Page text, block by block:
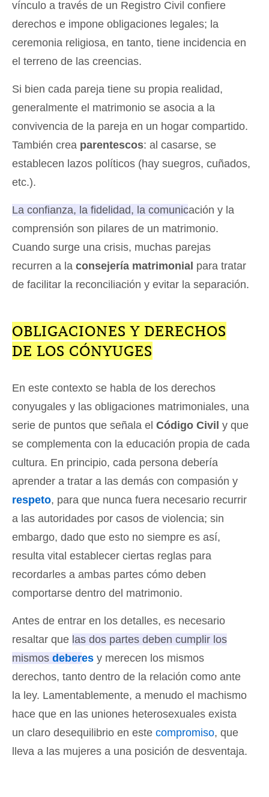
vínculo a través de un Registro Civil confiere
derechos e impone obligaciones legales; la
ceremonia religiosa, en tanto, tiene incidencia en
el terreno de las creencias.
Si bien cada pareja tiene su propia realidad,
generalmente el matrimonio se asocia a la
convivencia de la pareja en un hogar compartido.
También crea parentescos: al casarse, se
establecen lazos políticos (hay suegros, cuñados,
etc.).
La confianza, la fidelidad, la comunicación y la
comprensión son pilares de un matrimonio.
Cuando surge una crisis, muchas parejas
recurren a la consejería matrimonial para tratar
de facilitar la reconciliación y evitar la separación.
OBLIGACIONES Y DERECHOS
DE LOS CÓNYUGES
En este contexto se habla de los derechos
conyugales y las obligaciones matrimoniales, una
serie de puntos que señala el Código Civil y que
se complementa con la educación propia de cada
cultura. En principio, cada persona debería
aprender a tratar a las demás con compasión y
respeto, para que nunca fuera necesario recurrir
a las autoridades por casos de violencia; sin
embargo, dado que esto no siempre es así,
resulta vital establecer ciertas reglas para
recordarles a ambas partes cómo deben
comportarse dentro del matrimonio.
Antes de entrar en los detalles, es necesario
resaltar que las dos partes deben cumplir los
mismos deberes y merecen los mismos
derechos, tanto dentro de la relación como ante
la ley. Lamentablemente, a menudo el machismo
hace que en las uniones heterosexuales exista
un claro desequilibrio en este compromiso, que
lleva a las mujeres a una posición de desventaja.